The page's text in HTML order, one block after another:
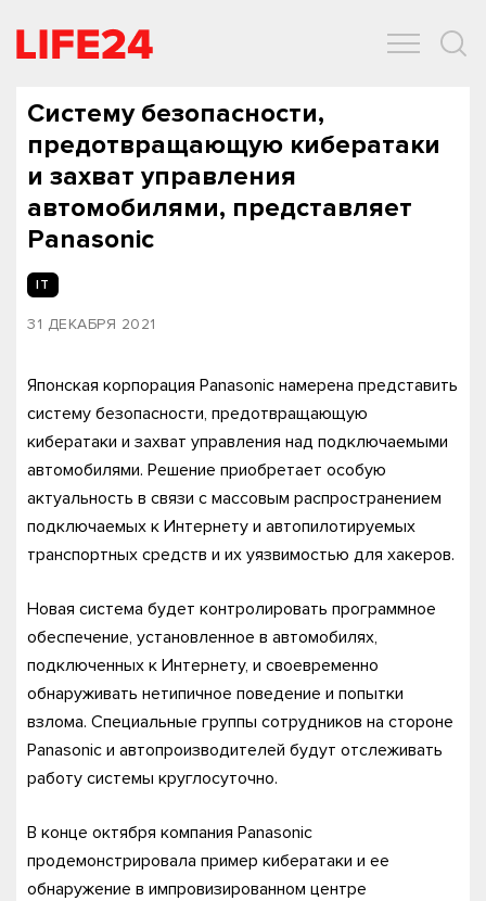
Систему безопасности,
предотвращающую кибератаки
и захват управления
автомобилями, представляет
Panasonic
IT
31 ДЕКАБРЯ 2021
Японская корпорация Panasonic намерена представить
систему безопасности, предотвращающую
кибератаки и захват управления над подключаемыми
автомобилями. Решение приобретает особую
актуальность в связи с массовым распространением
подключаемых к Интернету и автопилотируемых
транспортных средств и их уязвимостью для хакеров.
Новая система будет контролировать программное
обеспечение, установленное в автомобилях,
подключенных к Интернету, и своевременно
обнаруживать нетипичное поведение и попытки
взлома. Специальные группы сотрудников на стороне
Panasonic и автопроизводителей будут отслеживать
работу системы круглосуточно.
В конце октября компания Panasonic
продемонстрировала пример кибератаки и ее
обнаружение в импровизированном центре